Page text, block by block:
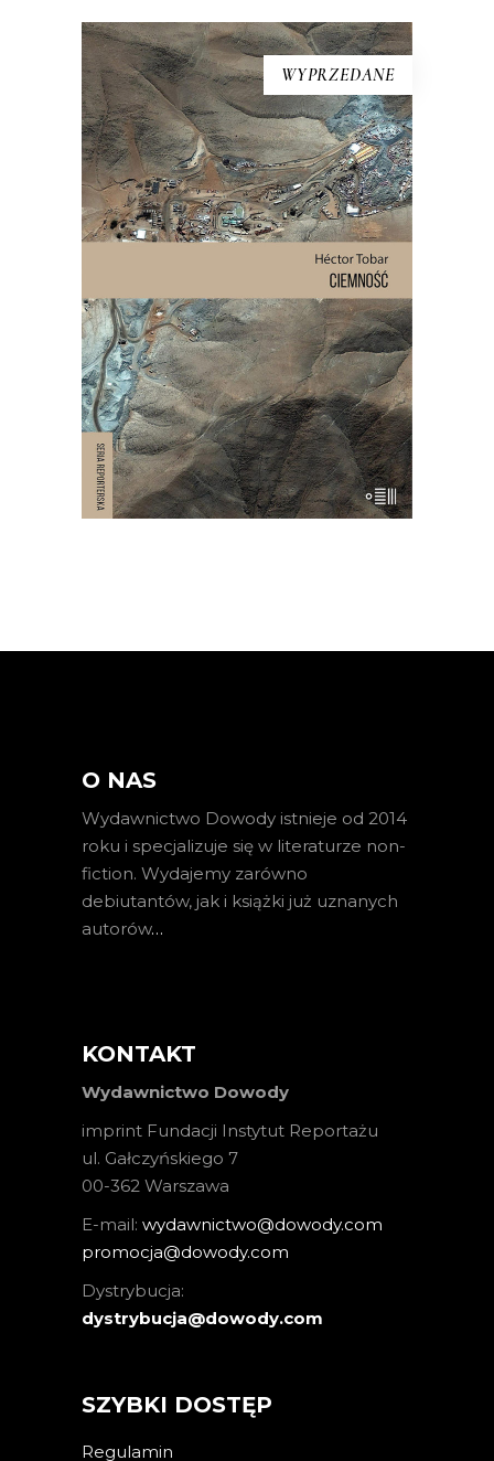
WYPRZEDANE
[EBOOK] Hector Tobar –
CIEMNOŚĆ
Kiedy na pustyni Atakama zawaliło się
wnętrze góry podziurawionej
górniczymi korytarzami, 625 metrów
pod ziemią, w ciemności, wilgoci, bez
jedzenia i wody pitnej zostało
uwięzionych 33 mężczyzn. Akcja
ratownicza w kopalni San José
wydawała się niemożliwa. Dopiero po 17
dniach […]
O NAS
Wydawnictwo Dowody istnieje od 2014
roku i specjalizuje się w literaturze non-
fiction. Wydajemy zarówno
debiutantów, jak i książki już uznanych
autorów…
KONTAKT
Wydawnictwo Dowody
imprint Fundacji Instytut Reportażu
ul. Gałczyńskiego 7
00-362 Warszawa
E-mail: wydawnictwo@dowody.com
promocja@dowody.com
Dystrybucja:
dystrybucja@dowody.com
SZYBKI DOSTĘP
Regulamin